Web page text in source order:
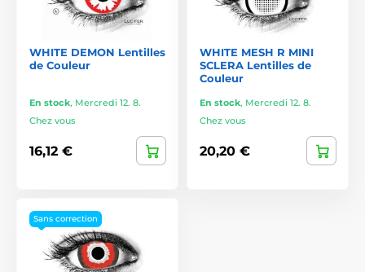
WHITE DEMON Lentilles
de Couleur
En stock, Mercredi 12. 8.
Chez vous
16,12 €
WHITE MESH R MINI
SCLERA Lentilles de
Couleur
En stock, Mercredi 12. 8.
Chez vous
20,20 €
Sans correction